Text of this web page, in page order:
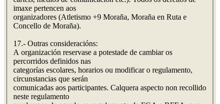
imaxe pertencen aos
organizadores (Atletismo +9 Moraña, Moraña en Ruta e
Concello de Moraña).
17.- Outras consideracións:
A organización reservase a potestade de cambiar os
percorridos definidos nas
categorías escolares, horarios ou modificar o regulamento,
circunstancias que serán
comunicadas aos participantes. Calquera aspecto non recollido
neste regulamento